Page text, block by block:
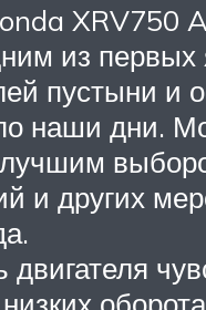
XRV750
из первых
пустыни и
наши дни.
лучшим
и других